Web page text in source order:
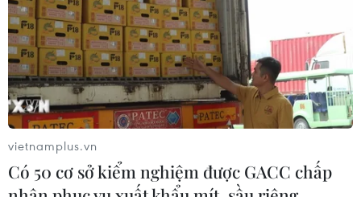
vietnamplus.vn
Có 50 cơ sở kiểm nghiệm được GACC chấp